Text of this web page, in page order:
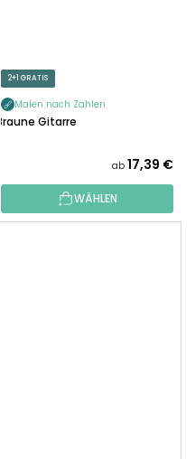
2+1 GRATIS
Malen nach Zahlen
Braune Gitarre
ab 17,39 €
WÄHLEN